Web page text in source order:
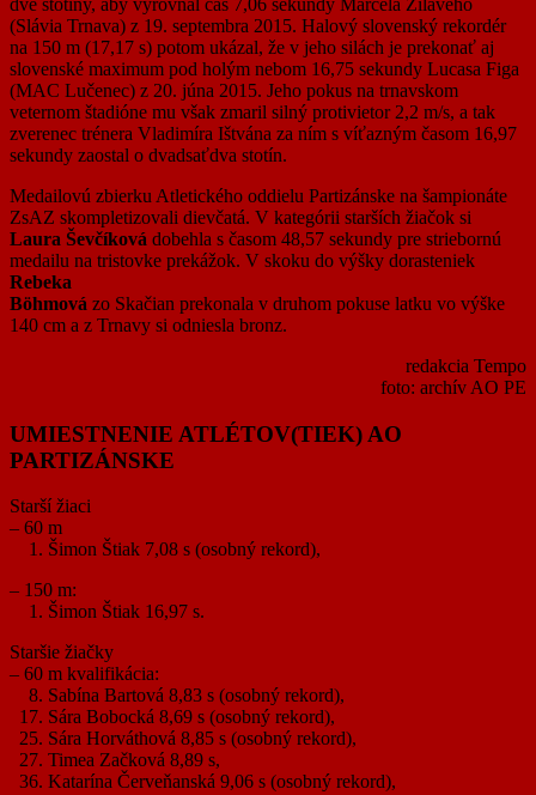
(Slávia Trnava) z 19. septembra 2015. Halový slovenský rekordér
na 150 m (17,17 s) potom ukázal, že v jeho silách je prekonať aj
slovenské maximum pod holým nebom 16,75 sekundy Lucasa Figa
(MAC Lučenec) z 20. júna 2015. Jeho pokus na trnavskom
veternom štadióne mu však zmaril silný protivietor 2,2 m/s, a tak
zverenec trénera Vladimíra Ištvána za ním s víťazným časom 16,97
sekundy zaostal o dvadsaťdva stotín.
Medailovú zbierku Atletického oddielu Partizánske na šampionáte
ZsAZ skompletizovali dievčatá. V kategórii starších žiačok si
Laura Ševčíková dobehla s časom 48,57 sekundy pre striebornú
medailu na tristovke prekážok. V skoku do výšky dorasteniek
Rebeka
Böhmová zo Skačian prekonala v druhom pokuse latku vo výške
140 cm a z Trnavy si odniesla bronz.
redakcia Tempo
foto: archív AO PE
UMIESTNENIE ATLÉTOV(TIEK) AO
PARTIZÁNSKE
Starší žiaci
– 60 m
1. Šimon Štiak 7,08 s (osobný rekord),
– 150 m:
1. Šimon Štiak 16,97 s.
Staršie žiačky
– 60 m kvalifikácia:
8. Sabína Bartová 8,83 s (osobný rekord),
17. Sára Bobocká 8,69 s (osobný rekord),
25. Sára Horváthová 8,85 s (osobný rekord),
27. Timea Začková 8,89 s,
36. Katarína Červeňanská 9,06 s (osobný rekord),